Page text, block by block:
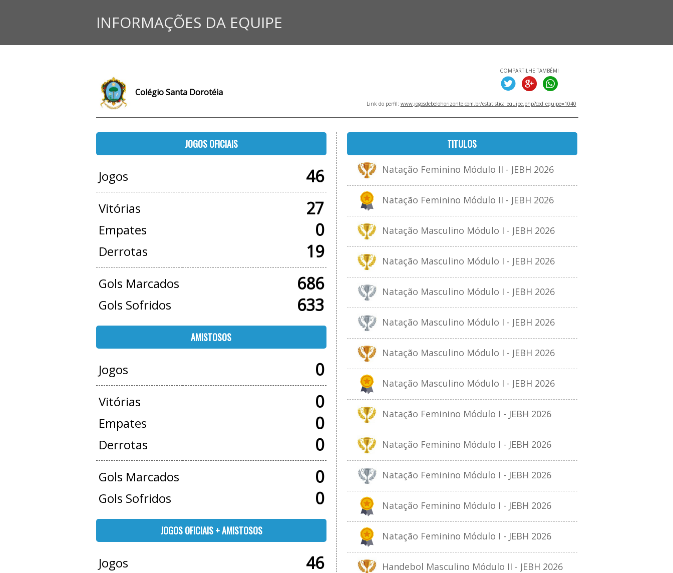
INFORMAÇÕES DA EQUIPE
Colégio Santa Dorotéia
COMPARTILHE TAMBÉM!
Link do perfil: www.jogosdebelohorizonte.com.br/estatistica_equipe.php?cod_equipe=1040
JOGOS OFICIAIS
Jogos 46
Vitórias 27
Empates 0
Derrotas 19
Gols Marcados 686
Gols Sofridos 633
AMISTOSOS
Jogos 0
Vitórias 0
Empates 0
Derrotas 0
Gols Marcados 0
Gols Sofridos 0
JOGOS OFICIAIS + AMISTOSOS
Jogos 46
TITULOS
Natação Feminino Módulo II - JEBH 2026
Natação Feminino Módulo II - JEBH 2026
Natação Masculino Módulo I - JEBH 2026
Natação Masculino Módulo I - JEBH 2026
Natação Masculino Módulo I - JEBH 2026
Natação Masculino Módulo I - JEBH 2026
Natação Masculino Módulo I - JEBH 2026
Natação Masculino Módulo I - JEBH 2026
Natação Feminino Módulo I - JEBH 2026
Natação Feminino Módulo I - JEBH 2026
Natação Feminino Módulo I - JEBH 2026
Natação Feminino Módulo I - JEBH 2026
Natação Feminino Módulo I - JEBH 2026
Handebol Masculino Módulo II - JEBH 2026